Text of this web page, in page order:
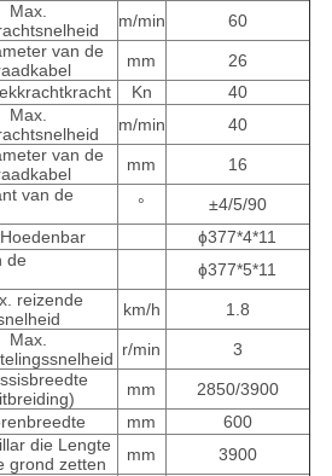
Max.
m/min
60
van de
mm 26
Kn
40
Max.
m/min
40
van de
mm
16
van de
°
±4/5/90
ɸ377*4*11
de
ɸ377*5*11
reizende
km/h
1.8
Max.
r/min
3
mm
2850/3900
mm
600
die Lengte
grond zetten
mm
3900